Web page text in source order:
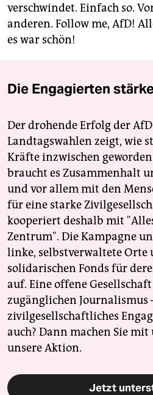
verschwindet. Einfach so.
anderen. Follow me, AfD!
es war schön!
Die Engagierten
Der drohende Erfolg der
Landtagswahlen zeigt, wie
Kräfte inzwischen
braucht es Zusammenhalt
und vor allem mit den
für eine starke
kooperiert deshalb mit
Zentrum". Die Kampagne
linke, selbstverwaltete Orte
solidarischen Fonds für
auf. Eine offene
zugänglichen Journalismus
zivilgesellschaftliches
auch? Dann machen Sie
unsere Aktion.
Jetzt